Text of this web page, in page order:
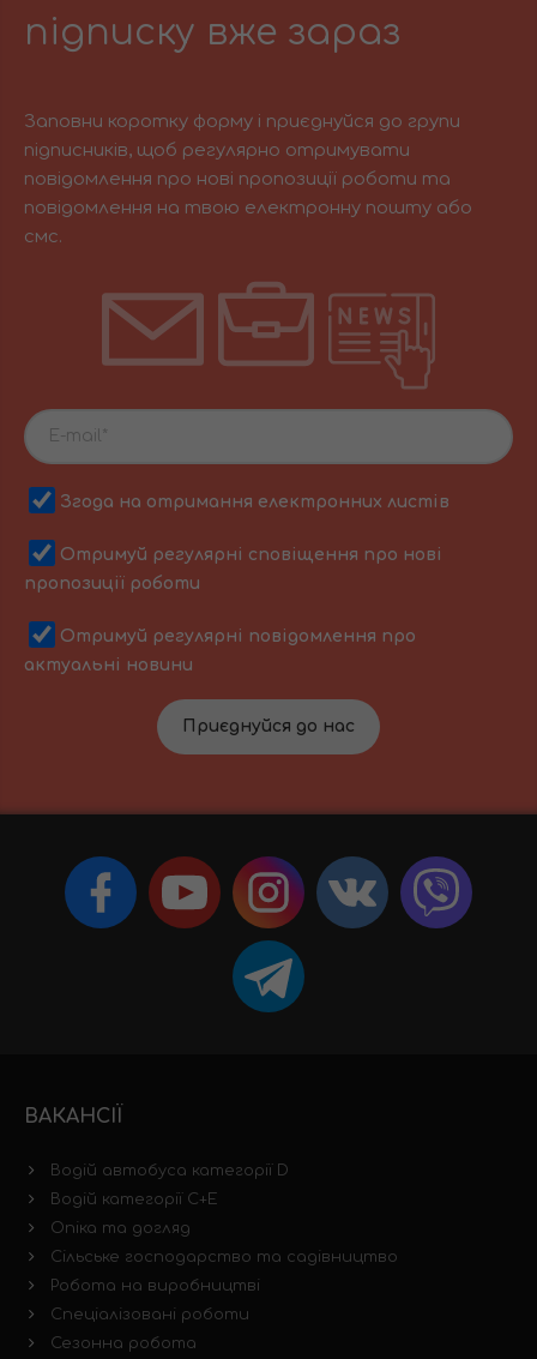
підписку вже зараз
Заповни коротку форму і приєднуйся до групи
підписників, щоб регулярно отримувати
повідомлення про нові пропозиції роботи та
повідомлення на твою електронну пошту або
смс.
Згода на отримання електронних листів
Отримуй регулярні сповіщення про нові
пропозиції роботи
Отримуй регулярні повідомлення про
актуальні новини
Приєднуйся до нас
ВАКАНСІЇ
Водій автобуса категорії D
Водій категорії C+E
Опіка та догляд
Сільське господарство та садівництво
Робота на виробництві
Спеціалізовані роботи
Сезонна робота